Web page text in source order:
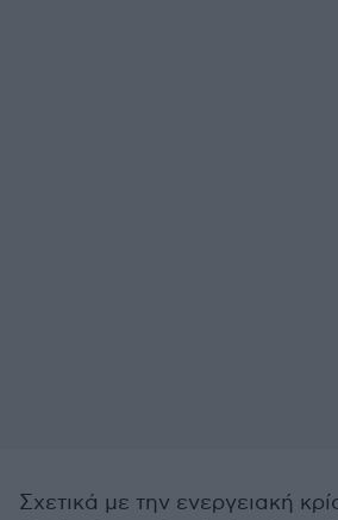
Σχετικά με την ενεργειακή